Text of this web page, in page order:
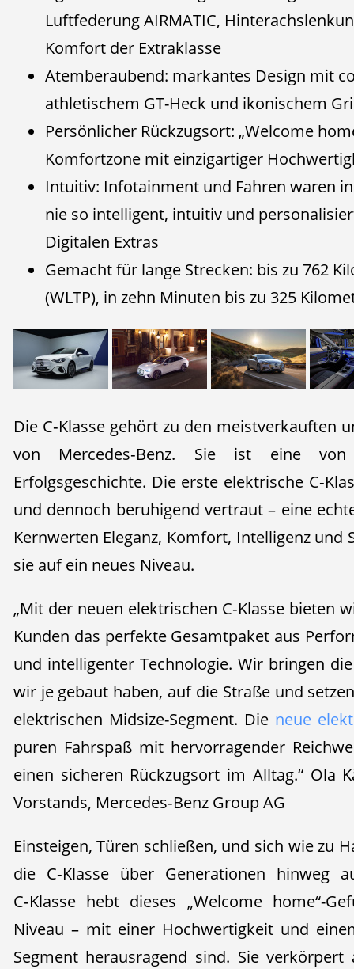
Luftfederung AIRMATIC,
Komfort der Extraklasse
Atemberaubend: markantes Design mit
athletischem GT-Heck und ikonischem
Persönlicher Rückzugsort: „Welcome
Komfortzone mit einzigartiger
Intuitiv: Infotainment und Fahren waren
nie so intelligent, intuitiv und
Digitalen Extras
Gemacht für lange Strecken: bis zu 762
(WLTP), in zehn Minuten bis zu 325
Die C‑Klasse gehört zu den meistverkauften
von Mercedes‑Benz. Sie ist eine von
Erfolgsgeschichte. Die erste elektrische
und dennoch beruhigend vertraut – eine
Kernwerten Eleganz, Komfort, Intelligenz
sie auf ein neues Niveau.
„Mit der neuen elektrischen C‑Klasse bieten
Kunden das perfekte Gesamtpaket aus
und intelligenter Technologie. Wir bringen
wir je gebaut haben, auf die Straße und
elektrischen Midsize-Segment. Die neue
puren Fahrspaß mit hervorragender
einen sicheren Rückzugsort im Alltag.“ Ola
Vorstands, Mercedes‑Benz Group AG
Einsteigen, Türen schließen, und sich wie zu
die C‑Klasse über Generationen hinweg
C‑Klasse hebt dieses „Welcome home“-
Niveau – mit einer Hochwertigkeit und
Segment herausragend sind. Sie